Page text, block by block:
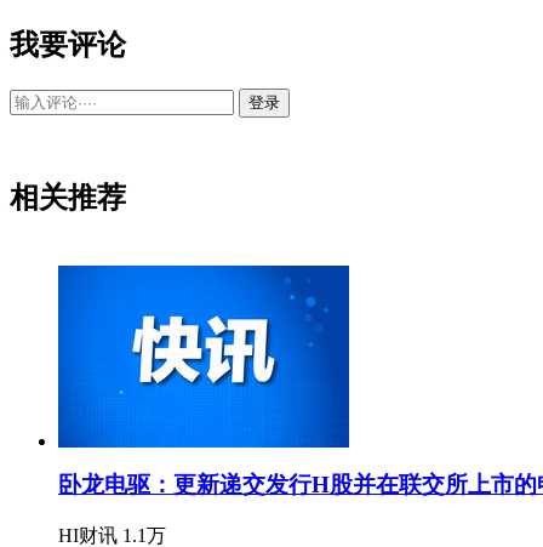
我要评论
登录
相关推荐
卧龙电驱：更新递交发行H股并在联交所上市的
HI财讯 1.1万